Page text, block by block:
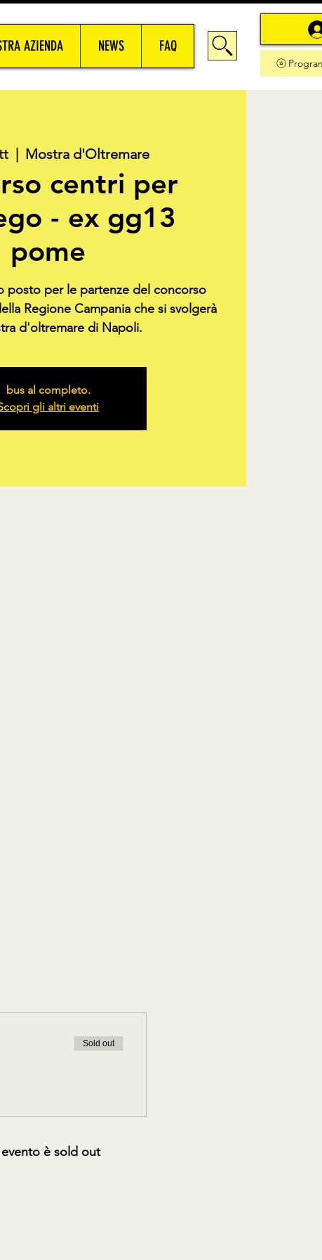
AZIENDA NEWS FAQ
  |
Mostra d'Oltremare
centri per
- ex gg13
pome
posto per le partenze del concorso
Regione Campania che si svolgerà
d'oltremare di Napoli.
bus al completo.
gli altri eventi
Sold out
è sold out